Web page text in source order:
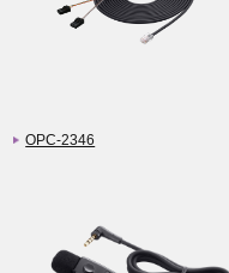
OPC-2346